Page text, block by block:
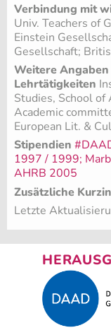
Verbindung mit
Univ. Teachers of
Einstein
Gesellschaft;
Weitere
Lehrtätigkeiten
Studies, School of
Academic
European Lit. &
Stipendien
1997 / 1999;
AHRB 2005
Zusätzliche
Letzte